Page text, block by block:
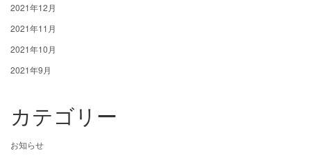
2021年12月
2021年11月
2021年10月
2021年9月
カテゴリー
お知らせ